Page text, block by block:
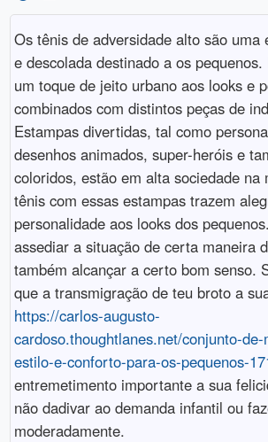
Os tênis de adversidade alto são uma
e descolada destinado a os
um toque de jeito urbano aos looks e
combinados com distintos peças de
Estampas divertidas, tal como
desenhos animados, super-heróis e
coloridos, estão em alta sociedade na
tênis com essas estampas trazem
personalidade aos looks dos
assediar a situação de certa maneira
também alcançar a certo bom senso.
que a transmigração de teu broto a
https://carlos-augusto-
cardoso.thoughtlanes.net/conjunto-
estilo-e-conforto-para-os-pequenos-
entremetimento importante a sua
não dadivar ao demanda infantil ou
moderadamente.